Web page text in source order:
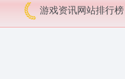
游戏资讯网站排行榜